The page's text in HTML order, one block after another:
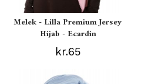
Melek - Lilla Premium Jersey
Hijab - Ecardin
kr.65